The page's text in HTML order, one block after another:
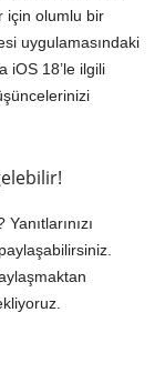
için olumlu bir
uygulamasındaki
iOS 18’le ilgili